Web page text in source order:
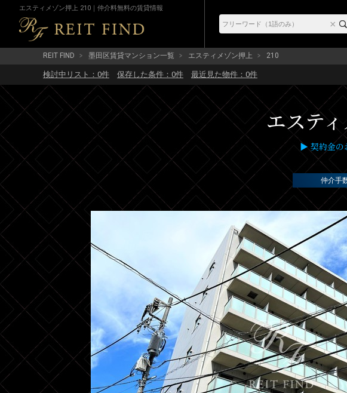
エスティメゾン押上 210｜仲介料無料の賃貸情報
REIT FIND 墨田区賃貸マンション一覧 エスティメゾン押上 210
検討中リスト： 0件 保存した条件： 0件 最近見た物件： 0件
エステ
▶ 契約金の
仲介手